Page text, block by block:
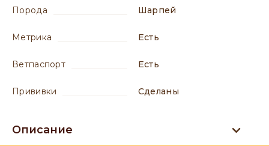
порода Шарпей
метрика есть
ветпаспорт есть
прививки сделаны
Описание